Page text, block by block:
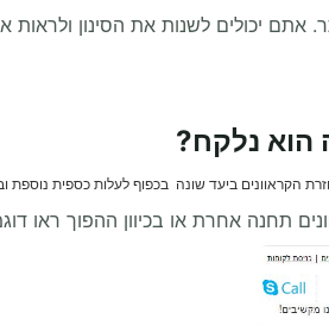
אתם יכולים לשנות את הסינון
הוא נלקח?
ביעד שונה בכפוף לעלות כספית נוספת
תחנה אחרת או בכיוון ההפוך ראו